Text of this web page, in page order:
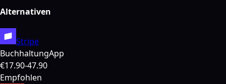
Alternativen
Stripe
BuchhaltungApp
€17.90-47.90
Empfohlen